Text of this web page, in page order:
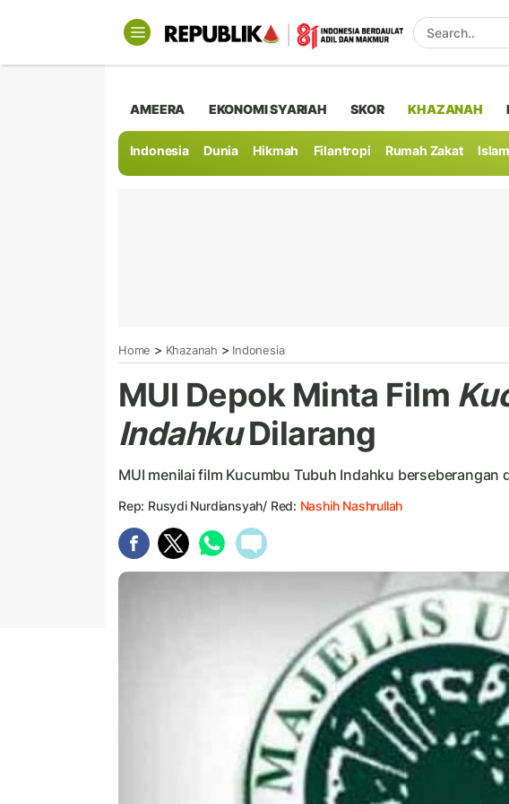
AMEERA EKONOMI SYARIAH SKOR KHAZANAH
Indonesia Dunia Hikmah Filantropi Rumah Zakat
Home > Khazanah > Indonesia
MUI Depok Minta Film
IndahkuDilarang
MUI menilai film Kucumbu Tubuh Indahku berseberangan
Rep: Rusydi Nurdiansyah/ Red: Nashih Nashrullah